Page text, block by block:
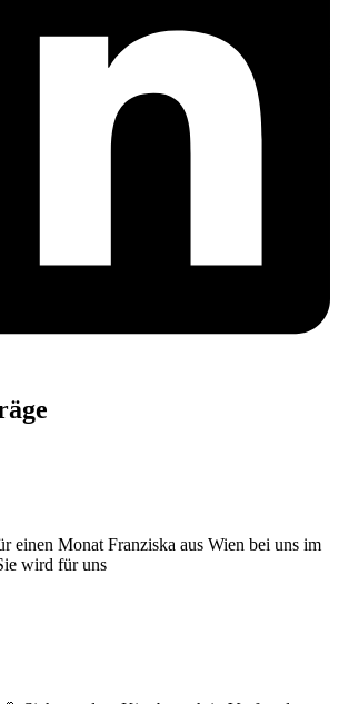
einen Monat Franziska aus Wien bei uns im
wird für uns